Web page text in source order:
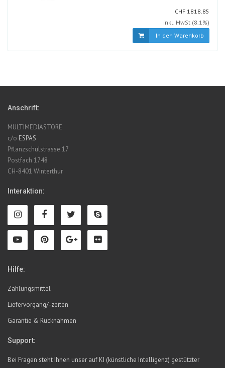
CHF CHF
1818.85
inkl. MwSt (8.1%)
In den Warenkorb
Anschrift:
MULTIMEDIASTORE
c/o ESPAS
Pflanzschulstrasse 17
Postfach 1748
CH-8401 Winterthur
Interaktion:
Hilfe:
Zahlungsmittel
Liefervorgang/-zeiten
Garantie & Rücknahmen
Support:
Bei Fragen steht Ihnen unser auf KI (künstliche Intelligenz) gestützter